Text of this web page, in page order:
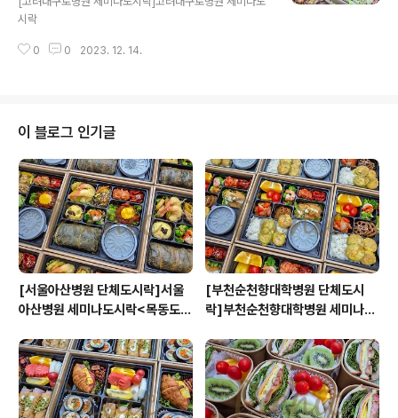
시락
0 0 2023. 12. 14.
이 블로그 인기글
[서울아산병원 단체도시락]서울
아산병원 세미나도시락<목동도시
원스피크닉>
[부천순천향대학병원 단체도시
락]부천순천향대학병원 세미나도
시락케이터링:원스피크닉>